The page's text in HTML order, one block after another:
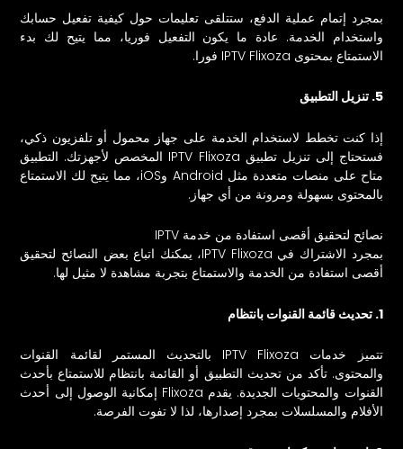
بمجرد إتمام عملية الدفع، ستتلقى تعليمات حول كيفية تفعيل حسابك
واستخدام الخدمة. عادة ما يكون التفعيل فوريا، مما يتيح لك بدء
الاستمتاع بمحتوى IPTV Flixoza فورا.
5. تنزيل التطبيق
إذا كنت تخطط لاستخدام الخدمة على جهاز محمول أو تلفزيون ذكي،
فستحتاج إلى تنزيل تطبيق IPTV Flixoza المخصص لأجهزتك. التطبيق
متاح على منصات متعددة مثل Android وiOS، مما يتيح لك الاستمتاع
بالمحتوى بسهولة ومرونة من أي جهاز.
نصائح لتحقيق أقصى استفادة من خدمة IPTV
بمجرد الاشتراك في IPTV Flixoza، يمكنك اتباع بعض النصائح لتحقيق
أقصى استفادة من الخدمة والاستمتاع بتجربة مشاهدة لا مثيل لها.
1. تحديث قائمة القنوات بانتظام
تتميز خدمات IPTV Flixoza بالتحديث المستمر لقائمة القنوات
والمحتوى. تأكد من تحديث التطبيق أو القائمة بانتظام للاستمتاع بأحدث
القنوات والمحتويات الجديدة. يقدم Flixoza إمكانية الوصول إلى أحدث
الأفلام والمسلسلات بمجرد إصدارها، لذا لا تفوت الفرصة.